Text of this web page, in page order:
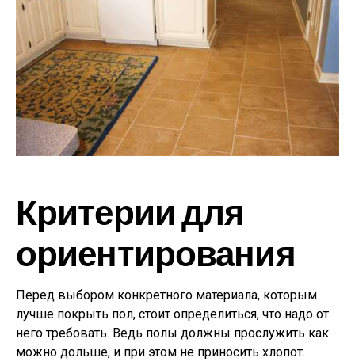
Критерии для
ориентирования
Перед выбором конкретного материала, которым
лучше покрыть пол, стоит определиться, что надо от
него требовать. Ведь полы должны прослужить как
можно дольше, и при этом не приносить хлопот.